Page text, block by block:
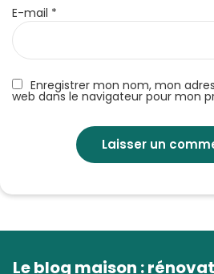
Enregistrer mon nom, mon
web dans le navigateur pour mon
E-mail *
Le blog maison :